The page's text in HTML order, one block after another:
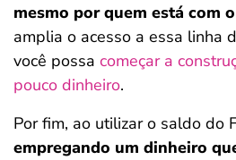
mesmo por quem está com
amplia o acesso a essa linha
você possa começar a
pouco dinheiro.
Por fim, ao utilizar o saldo do
empregando um dinheiro